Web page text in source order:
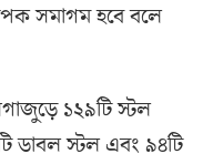
সমাগম হবে বলে
১২৯টি স্টল
ডাবল স্টল এবং ৯৪টি